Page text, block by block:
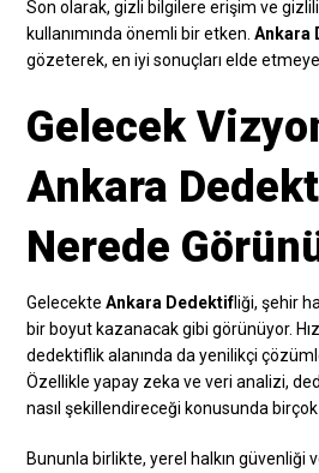
Son olarak, gizli bilgilere erişim ve
kullanımında önemli bir etken.Ankara
gözeterek, en iyi sonuçları elde etmeye
Gelecek
Ankara
Nerede
GelecekteAnkara Dedektifliği, şehir
bir boyut kazanacak gibi görünüyor.
dedektiflik alanında da yenilikçi
Özellikle yapay zeka ve veri analizi,
nasıl şekillendireceği konusunda
Bununla birlikte, yerel halkın güvenliği